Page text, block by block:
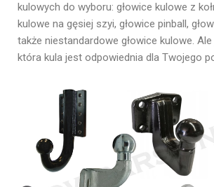
kulowych do wyboru: głowice kulowe z
kulowe na gęsiej szyi, głowice pinball,
także niestandardowe głowice kulowe.
która kula jest odpowiednia dla Twojego